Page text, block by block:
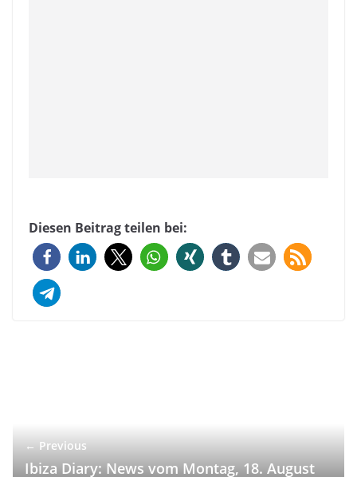
Diesen Beitrag teilen bei:
← Previous
Ibiza Diary: News vom Montag, 18. August